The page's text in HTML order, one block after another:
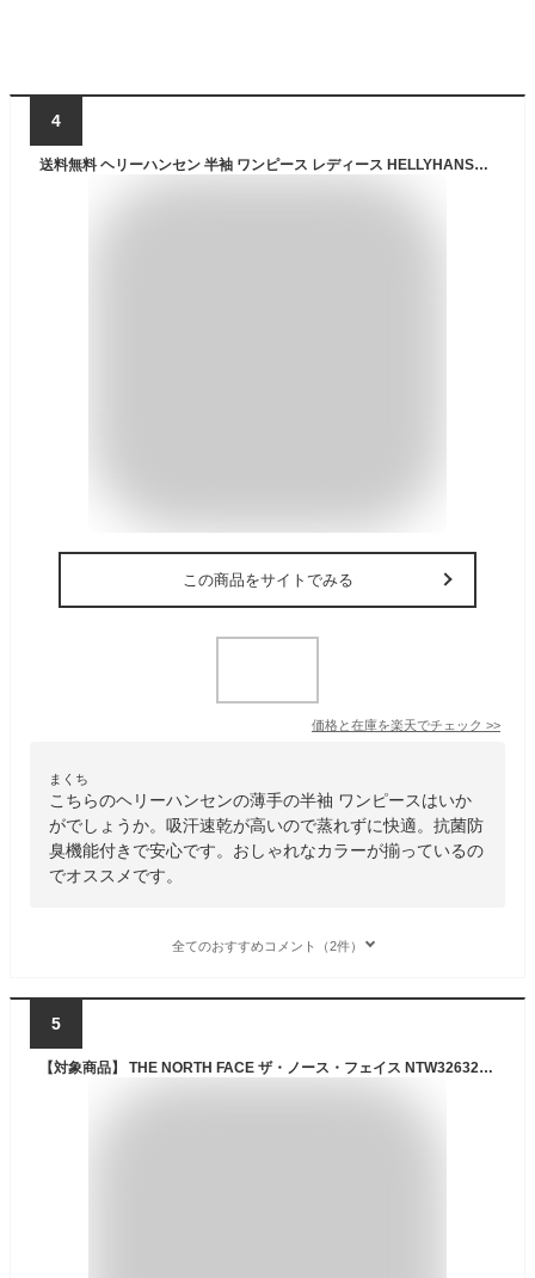
4
送料無料 ヘリーハンセン 半袖 ワンピース レディース HELLYHANSEN ひざ下丈 薄手 Tシャツワンピ ドレス 吸汗速乾 抗菌防臭 ワンポイント アウトドアウェア キャンプ 旅行 トラベル カジュアル シンプル レディースウェア ブランド 春夏 ブランド アパレル/HOW32300UW
この商品をサイトでみる
価格と在庫を楽天でチェック >>
まくち
こちらのヘリーハンセンの薄手の半袖 ワンピースはいか
がでしょうか。吸汗速乾が高いので蒸れずに快適。抗菌防
臭機能付きで安心です。おしゃれなカラーが揃っているの
でオススメです。
全てのおすすめコメント（2件）
5
【対象商品】 THE NORTH FACE ザ・ノース・フェイス NTW32632 ショートスリーブ フラッシュドライ フラワー ロゴ ワンピース クルー S/S FD FLOWER LOGO ONEPIECE CREW レディース 女性 ワンピース 半袖 アウトドア キャンプ 普段着 吸汗 速乾 26ss 春夏 新作